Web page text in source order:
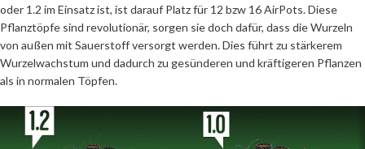
oder 1.2 im Einsatz ist, ist darauf Platz für 12 bzw 16 AirPots. Diese
Pflanztöpfe sind revolutionär, sorgen sie doch dafür, dass die Wurzeln
von außen mit Sauerstoff versorgt werden. Dies führt zu stärkerem
Wurzelwachstum und dadurch zu gesünderen und kräftigeren Pflanzen
als in normalen Töpfen.